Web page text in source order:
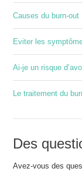
Causes du burn-out
Eviter les
Ai-je un risque
Le traitement du
Des
Avez-vous des